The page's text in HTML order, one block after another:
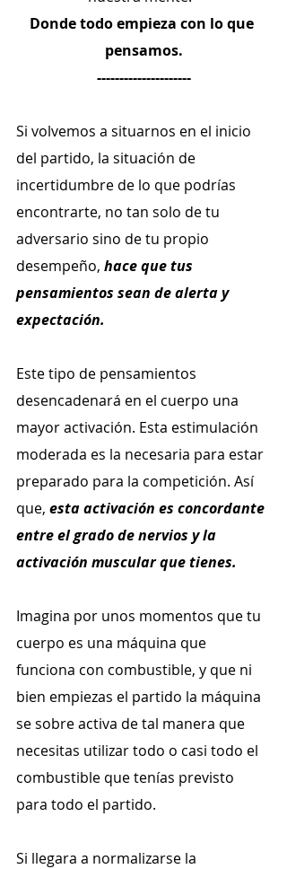
Donde todo empieza con lo que
pensamos.
---------------------
Si volvemos a situarnos en el inicio
del partido, la situación de
incertidumbre de lo que podrías
encontrarte, no tan solo de tu
adversario sino de tu propio
desempeño, hace que tus
pensamientos sean de alerta y
expectación.
Este tipo de pensamientos
desencadenará en el cuerpo una
mayor activación. Esta estimulación
moderada es la necesaria para estar
preparado para la competición. Así
que, esta activación es concordante
entre el grado de nervios y la
activación muscular que tienes.
Imagina por unos momentos que tu
cuerpo es una máquina que
funciona con combustible, y que ni
bien empiezas el partido la máquina
se sobre activa de tal manera que
necesitas utilizar todo o casi todo el
combustible que tenías previsto
para todo el partido.
Si llegara a normalizarse la